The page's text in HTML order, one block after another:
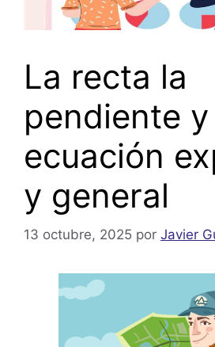
La recta la
pendiente y
ecuación
y general
13 octubre, 2025 por Javier